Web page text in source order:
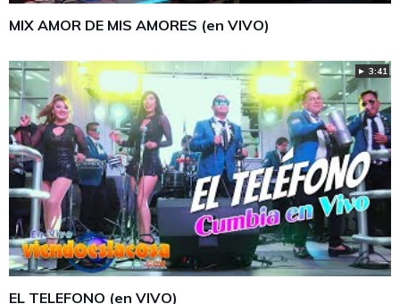
MIX AMOR DE MIS AMORES (en VIVO)
► 3:41
EL TELEFONO (en VIVO)